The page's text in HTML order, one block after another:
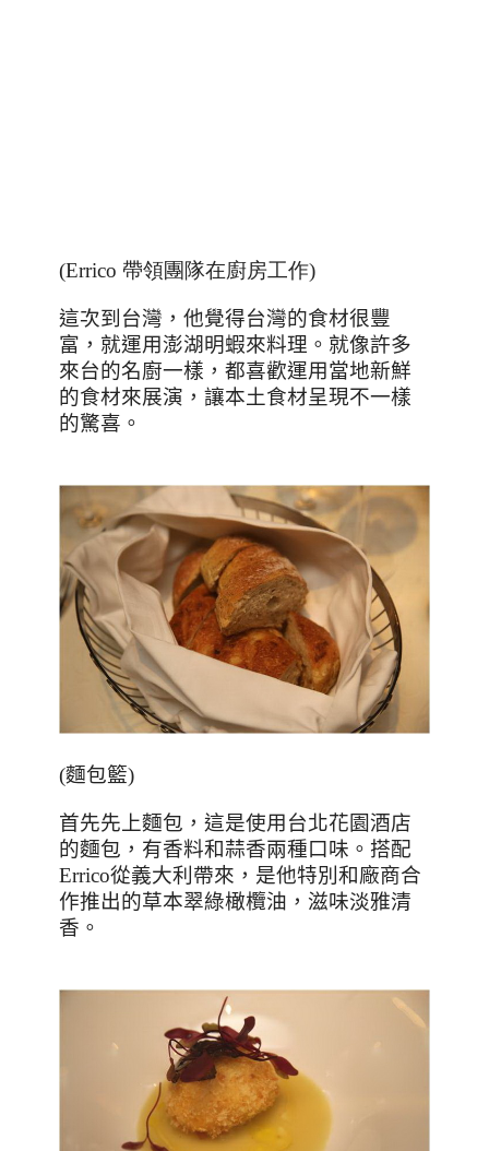
(Errico 帶領團隊在廚房工作)
這次到台灣，他覺得台灣的食材很豐
富，就運用澎湖明蝦來料理。就像許多
來台的名廚一樣，都喜歡運用當地新鮮
的食材來展演，讓本土食材呈現不一樣
的驚喜。
(麵包籃)
首先先上麵包，這是使用台北花園酒店
的麵包，有香料和蒜香兩種口味。搭配
Errico從義大利帶來，是他特別和廠商合
作推出的草本翠綠橄欖油，滋味淡雅清
香。